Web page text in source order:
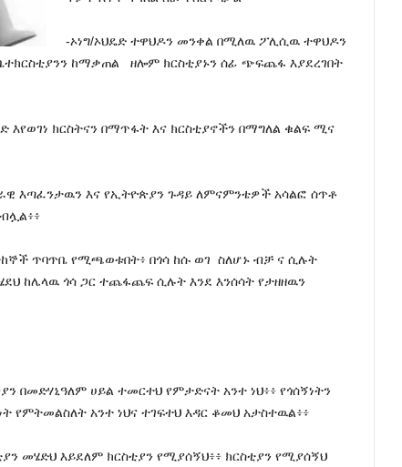
-ኦነግ/ኦህዴድ ተዋህዶን መንቀል በሚለዉ ፖሊሲዉ ተዋህዶን
ከማቃጠል ዘሎም ክርስቲያኑን ሰፊ ጭፍጨፋ እያደረገበት
እየወገነ ክርስትናን በማጥፋት እና ክርስቲያኖችን በማግለል ቁልፍ ሚና
እጣፈንታዉን እና የኢትዮጵያን ጉዳይ ለምናምንቴዎች አሳልፎ ሰጥቶ
ጥባጥቤ የሚጫወቱበት፥ በጎሳ ከሱ ወገ ስለሆኑ ብቻ ና ሲሉት
ከሌላዉ ጎሳ ጋር ተጨፋጨፍ ሲሉት እንደ እንሰሳት የታዘዘዉን
በመድሃኒዓለም ሀይል ተመርተህ የምታድናት አንተ ነህ፥፥ የጎሰኝነትን
የምትመልስለት አንተ ነህና ተገፍተህ እዳር ቆመህ አታስተዉል፥፥
መሄድህ እይደለም ክርስቲያን የሚያሰኝህ፥፥ ክርስቲያን የሚያሰኝህ